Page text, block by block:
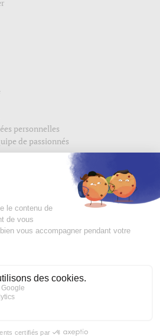
personnelles
de passionnés
edisac.com
edisac :
comblées